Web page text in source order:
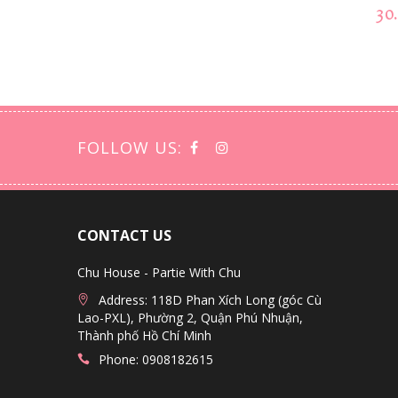
FOLLOW US:
CONTACT US
Chu House - Partie With Chu
Address: 118D Phan Xích Long (góc Cù
Lao-PXL), Phường 2, Quận Phú Nhuận,
Thành phố Hồ Chí Minh
Phone: 0908182615